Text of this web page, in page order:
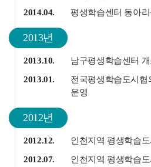
2014.04.
평생학습센터 동아
2013년
2013.10.
남구평생학습센터
2013.01.
전국평생학습도시협
운영
2012년
2012.12.
인천지역 평생학습
2012.07.
인천지역 평생학습